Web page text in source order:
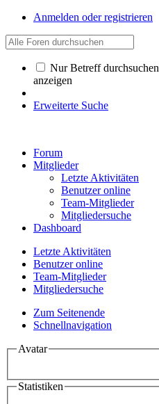
Anmelden oder registrieren
Nur Betreff durchsuchen
anzeigen
Erweiterte Suche
Forum
Mitglieder
Letzte Aktivitäten
Benutzer online
Team-Mitglieder
Mitgliedersuche
Dashboard
Letzte Aktivitäten
Benutzer online
Team-Mitglieder
Mitgliedersuche
Zum Seitenende
Schnellnavigation
Avatar
Statistiken